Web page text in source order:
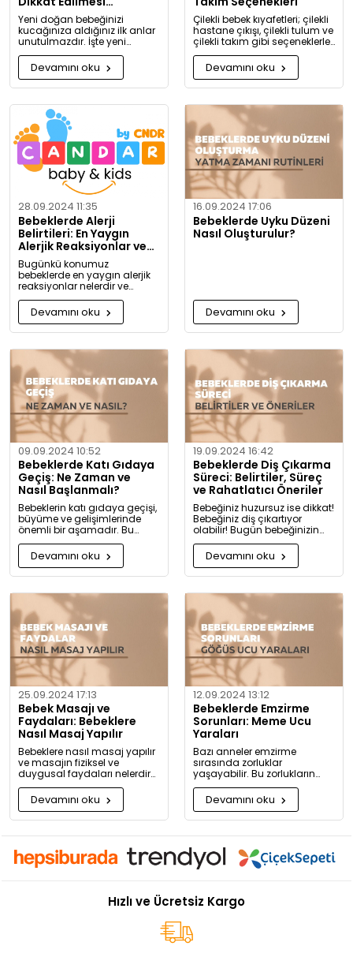
Gerekenler
Yeni doğan bebeğinizi
kucağınıza aldığınız ilk anlar
unutulmazdır. İşte yeni
doğan bebek bakımında
dikkat etmeniz gerekenler:
Devamını oku
Çilekli bebek kıyafetleri; çilekli
hastane çıkışı, çilekli tulum ve
çilekli takım gibi seçeneklerle
bebeğinize tatlılık katıyor. Kız
ve erkek bebekler için özel
tasarlanmış, organik
pamuktan üretilmiş şık ve
Devamını oku
28.09.2024 11:35
Bebeklerde Alerji
Belirtileri: En Yaygın
Alerjik Reaksiyonlar ve
Önlemleri
Bugünkü konumuz
bebeklerde en yaygın alerjik
reaksiyonlar nelerdir ve
alerjiye karşı nasıl önlem
alınabilir? Artık alerjiye karşı
daha bilgili olacaksınız!
Devamını oku
16.09.2024 17:06
Bebeklerde Uyku Düzeni
Nasıl Oluşturulur?
Devamını oku
09.09.2024 10:52
Bebeklerde Katı Gıdaya
Geçiş: Ne Zaman ve
Nasıl Başlanmalı?
Bebeklerin katı gıdaya geçişi,
büyüme ve gelişimlerinde
önemli bir aşamadır. Bu
konuda bilmeniz gerekenleri
detaylıca anlattık!
Devamını oku
19.09.2024 16:42
Bebeklerde Diş Çıkarma
Süreci: Belirtiler, Süreç
ve Rahatlatıcı Öneriler
Bebeğiniz huzursuz ise dikkat!
Bebeğiniz diş çıkartıyor
olabilir! Bugün bebeğinizin
diş çıkarma belirtilerini ve sizi
rahatlatacak önerileri
paylaşıyoruz.
Devamını oku
25.09.2024 17:13
Bebek Masajı ve
Faydaları: Bebeklere
Nasıl Masaj Yapılır
Bebeklere nasıl masaj yapılır
ve masajın fiziksel ve
duygusal faydaları nelerdir?
Neden bugüne kadar masaj
yapmadığınıza pişman
olacaksınız!
Devamını oku
12.09.2024 13:12
Bebeklerde Emzirme
Sorunları: Meme Ucu
Yaraları
Bazı anneler emzirme
sırasında zorluklar
yaşayabilir. Bu zorlukların
başında meme ucu yaraları
ve emzirme sırasında
hissedilen acı gelir.
Devamını oku
Hızlı ve Ücretsiz Kargo